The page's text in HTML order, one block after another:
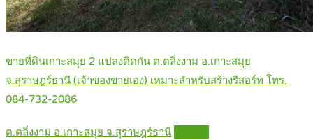
ขายที่ดินเกาะสมุย 2 แปลงติดกัน ต.ตลิ่งงาม อ.เกาะสมุย
จ.สุราษฎร์ธานี (เจ้าของขายเอง) เหมาะสำหรับสร้างรีสอร์ท โทร.
084-732-2086
ต.ตลิ่งงาม อ.เกาะสมุย จ.สุราษฎร์ธานี